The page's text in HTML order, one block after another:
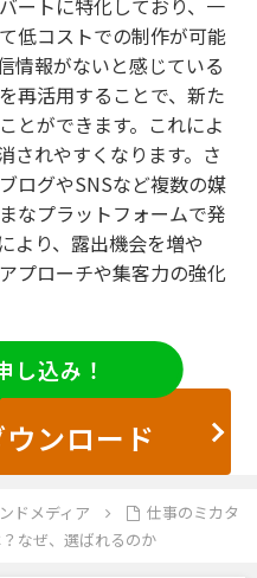
ートに特化しており、一
低コストでの制作が可能
情報がないと感じている
再活用することで、新た
とができます。これによ
されやすくなります。さ
ログやSNSなど複数の媒
なプラットフォームで発
より、露出機会を増や
プローチや集客力の強化
し込み！
ンロード
ドメディア
仕事のミカタ
なぜ、選ばれるのか